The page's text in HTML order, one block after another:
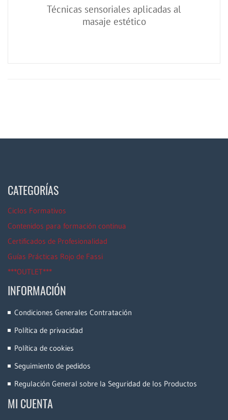
Técnicas sensoriales aplicadas al
masaje estético
CATEGORÍAS
Ciclos Formativos
Contenidos para formación continua
Certificados de Profesionalidad
Guías Prácticas Rojo de Fassi
***OUTLET***
INFORMACIÓN
Condiciones Generales Contratación
Política de privacidad
Política de cookies
Seguimiento de pedidos
Regulación General sobre la Seguridad de los Productos
MI CUENTA